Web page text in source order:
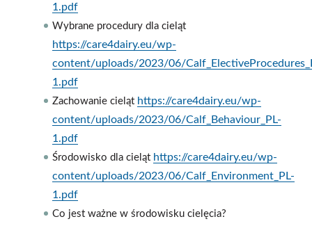
1.pdf
Wybrane procedury dla cieląt
https://care4dairy.eu/wp-
content/uploads/2023/06/
1.pdf
Zachowanie cieląt https://care4dairy.eu/wp-
content/uploads/2023/06/Calf_Behaviour_PL-
1.pdf
Środowisko dla cieląt https://care4dairy.eu/wp-
content/uploads/2023/06/Calf_Environment_PL-
1.pdf
Co jest ważne w środowisku cielęcia?